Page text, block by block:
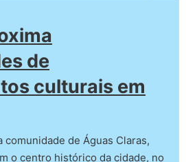
de
culturais em
de Águas Claras,
o centro histórico da cidade, no